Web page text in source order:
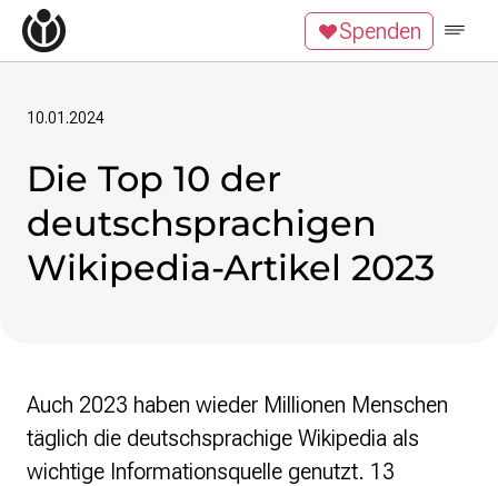
Zum Inhalt überspringen
Wikipedia unterstützen
Spenden
Mitmachen
News
Blog
Veranstaltungen
Publikationen
Tech Snacks
Offene Bildung
Freie Inhalte
Wissensgerechtigkeit
Spenden
10.01.2024
Die Top 10 der
deutschsprachigen
Wikipedia-Artikel 2023
Auch 2023 haben wieder Millionen Menschen
täglich die deutschsprachige Wikipedia als
wichtige Informationsquelle genutzt. 13